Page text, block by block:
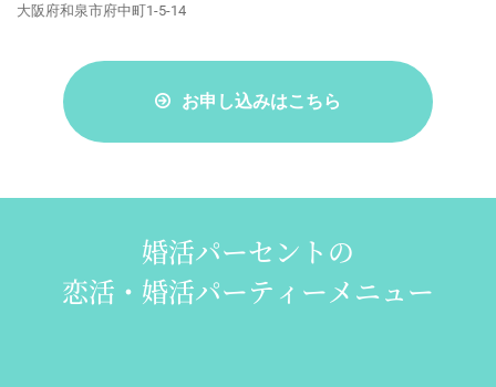
大阪府和泉市府中町1-5-14
お申し込みはこちら
婚活パーセントの
恋活・婚活パーティーメニュー